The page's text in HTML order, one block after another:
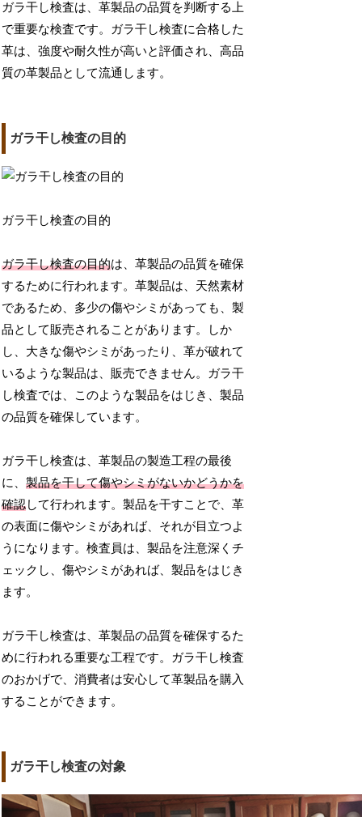
ガラ干し検査は、革製品の品質を判断する上
で重要な検査です。ガラ干し検査に合格した
革は、強度や耐久性が高いと評価され、高品
質の革製品として流通します。
ガラ干し検査の目的
ガラ干し検査の目的
ガラ干し検査の目的は、革製品の品質を確保
するために行われます。革製品は、天然素材
であるため、多少の傷やシミがあっても、製
品として販売されることがあります。しか
し、大きな傷やシミがあったり、革が破れて
いるような製品は、販売できません。ガラ干
し検査では、このような製品をはじき、製品
の品質を確保しています。
ガラ干し検査は、革製品の製造工程の最後
に、製品を干して傷やシミがないかどうかを
確認して行われます。製品を干すことで、革
の表面に傷やシミがあれば、それが目立つよ
うになります。検査員は、製品を注意深くチ
ェックし、傷やシミがあれば、製品をはじき
ます。
ガラ干し検査は、革製品の品質を確保するた
めに行われる重要な工程です。ガラ干し検査
のおかげで、消費者は安心して革製品を購入
することができます。
ガラ干し検査の対象